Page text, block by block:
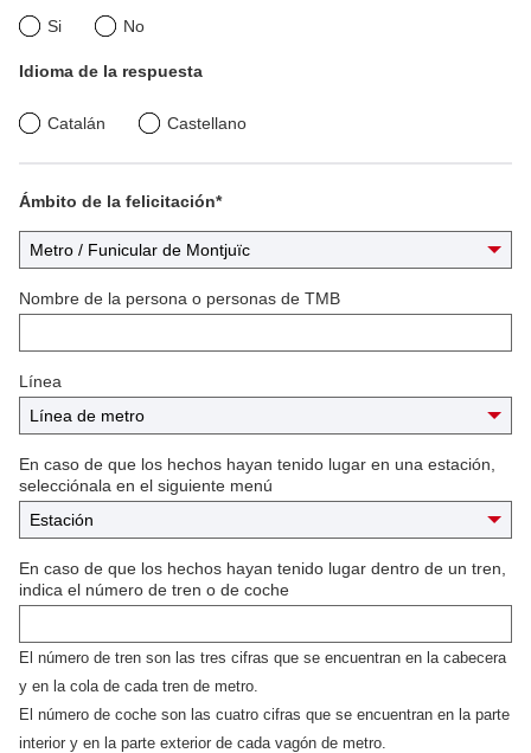
¿Deseas
recibir
respuesta?
Si No
Idioma de la respuesta
Idioma
de
la
respuesta
Catalán Castellano
Ámbito de la felicitación*
m
i
o
e
a
e
l
c
i
t
a
i
ó
n
*
Nombre de la persona o personas de TMB
Línea
En caso de que los hechos hayan tenido lugar en una estación,
selecciónala en el siguiente menú
En caso de que los hechos hayan tenido lugar dentro de un tren,
indica el número de tren o de coche
El número de tren son las tres cifras que se encuentran en la cabecera
y en la cola de cada tren de metro.
El número de coche son las cuatro cifras que se encuentran en la parte
interior y en la parte exterior de cada vagón de metro.